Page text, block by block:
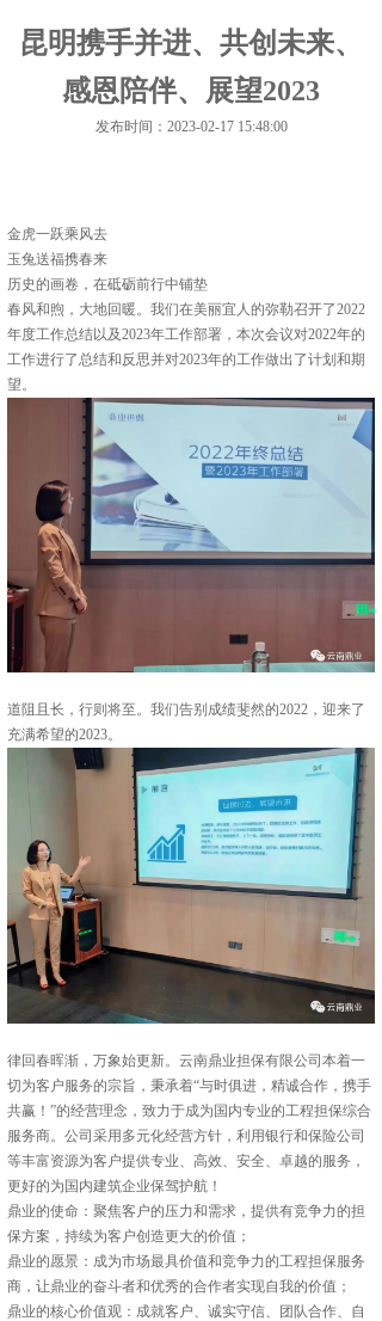
昆明携手并进、共创未来、
感恩陪伴、展望2023
发布时间：2023-02-17 15:48:00
金虎一跃乘风去
玉兔送福携春来
历史的画卷，在砥砺前行中铺垫
春风和煦，大地回暖。我们在美丽宜人的弥勒召开了2022
年度工作总结以及2023年工作部署，本次会议对2022年的
工作进行了总结和反思并对2023年的工作做出了计划和期
望。
道阻且长，行则将至。我们告别成绩斐然的2022，迎来了
充满希望的2023。
律回春晖渐，万象始更新。云南鼎业担保有限公司本着一
切为客户服务的宗旨，秉承着“与时俱进，精诚合作，携手
共赢！”的经营理念，致力于成为国内专业的工程担保综合
服务商。公司采用多元化经营方针，利用银行和保险公司
等丰富资源为客户提供专业、高效、安全、卓越的服务，
更好的为国内建筑企业保驾护航！
鼎业的使命：聚焦客户的压力和需求，提供有竞争力的担
保方案，持续为客户创造更大的价值；
鼎业的愿景：成为市场最具价值和竞争力的工程担保服务
商，让鼎业的奋斗者和优秀的合作者实现自我的价值；
鼎业的核心价值观：成就客户、诚实守信、团队合作、自